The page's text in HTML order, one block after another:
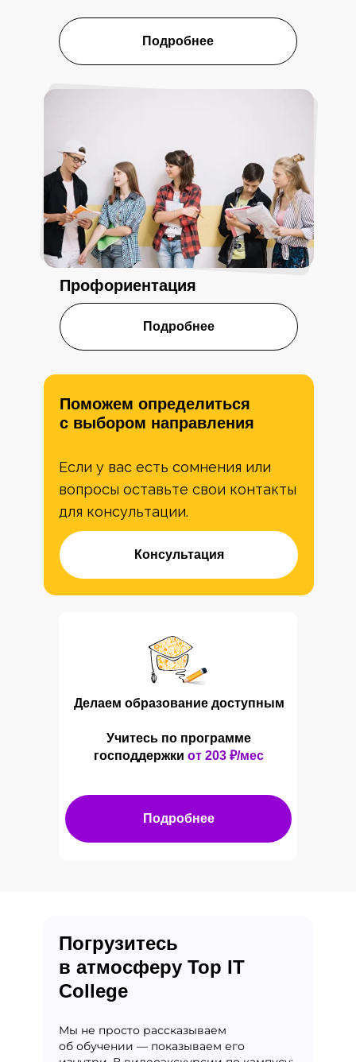
Подробнее
Профориентация
Подробнее
Поможем определиться
с выбором направления
Консультация
Если у вас есть сомнения или
вопросы оставьте свои контакты
для консультации.
Делаем образование доступным
Учитесь по программе
господдержки от 203 ₽/мес
Подробнее
Погрузитесь
в атмосферу Top IT
College
Мы не просто рассказываем
об обучении — показываем его